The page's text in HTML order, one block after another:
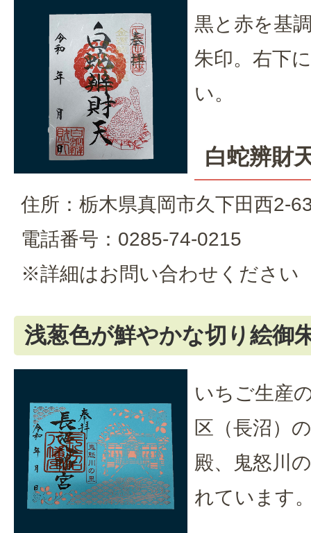
黒と赤を基
朱印。右下
い。
白蛇辨財
住所：栃木県真岡市久下田西2-
電話番号：0285-74-0215
※詳細はお問い合わせください
浅葱色が鮮やかな切り絵御
いちご生産
区（長沼）
殿、鬼怒川
れています